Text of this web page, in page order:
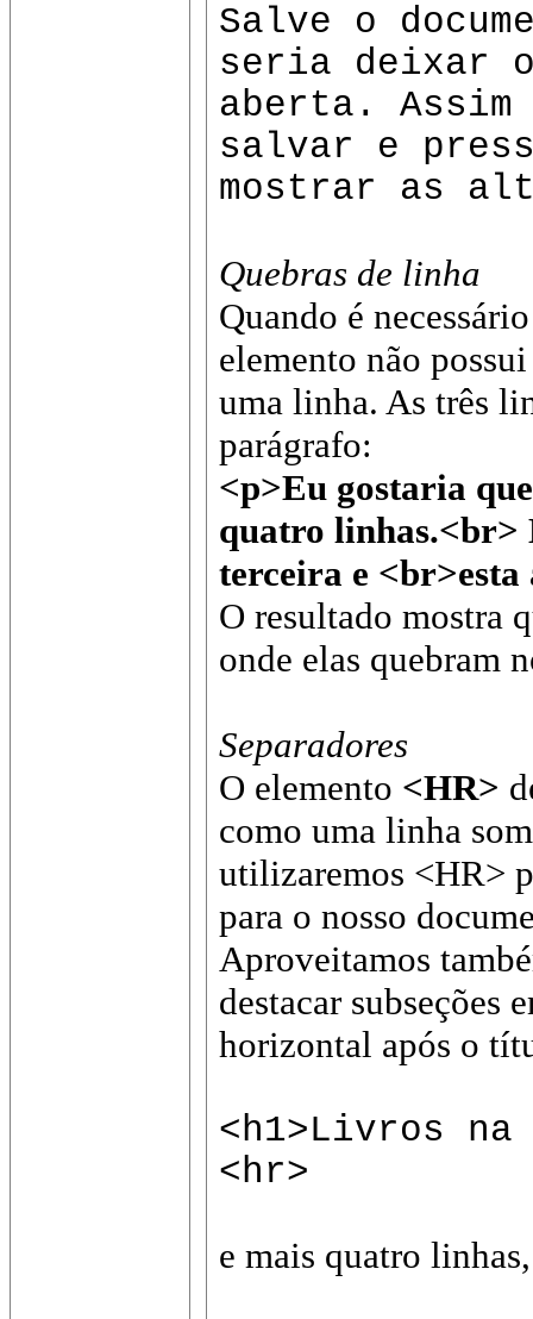
Salve o
seria deixar o
aberta.
salvar e
mostrar as
Quebras de linha
Quando é
elemento não
uma linha. As três
parágrafo:
<p>Eu gostaria
quatro linhas.<br>
terceira e <br>esta
O resultado mostra
onde elas quebram
Separadores
O elemento <HR>
como uma linha
utilizaremos <HR>
para o nosso
Aproveitamos
destacar subseções
horizontal após o
<h1>Livros na
<hr>
e mais quatro